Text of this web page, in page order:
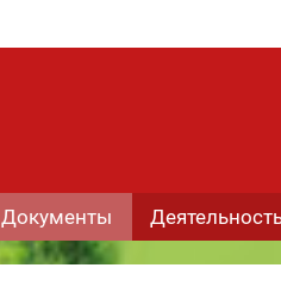
Документы